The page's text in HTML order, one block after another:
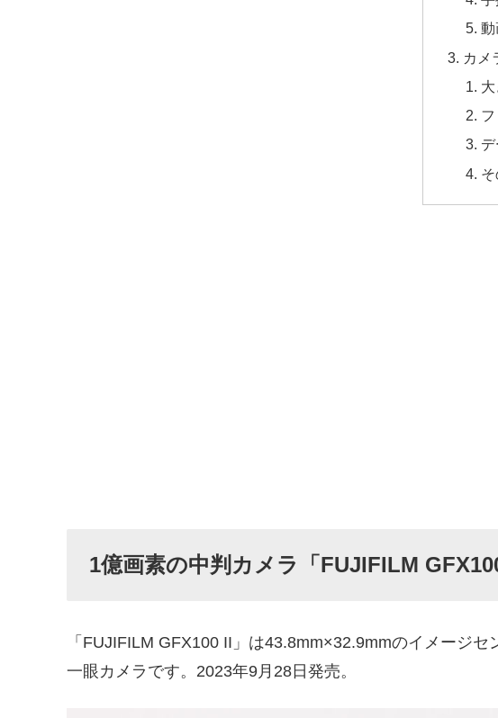
動
カメ
1億画素の中判カメラ「FUJIFILM
「FUJIFILM GFX100 II」は43.8mm×32.9mmのイメージ
一眼カメラです。2023年9月28日発売。